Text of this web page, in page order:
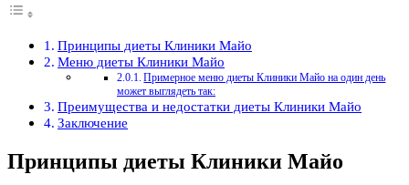
Принципы диеты Клиники Майо
Меню диеты Клиники Майо
Примерное меню диеты Клиники Майо на один день
может выглядеть так:
Преимущества и недостатки диеты Клиники Майо
Заключение
Принципы диеты Клиники Майо